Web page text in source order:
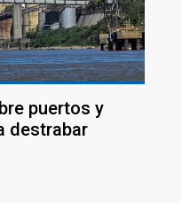
puertos y
destrabar